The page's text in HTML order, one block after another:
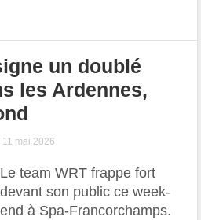
un doublé
les Ardennes,
11 mai 2026
Le team WRT frappe fort
devant son public ce week-
end à Spa-Francorchamps.